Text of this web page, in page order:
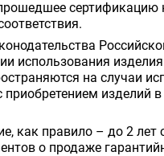
сертификацию
использования
на случаи
изделий
как правило – до 2
о продаже